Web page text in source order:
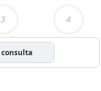
3 4
consulta